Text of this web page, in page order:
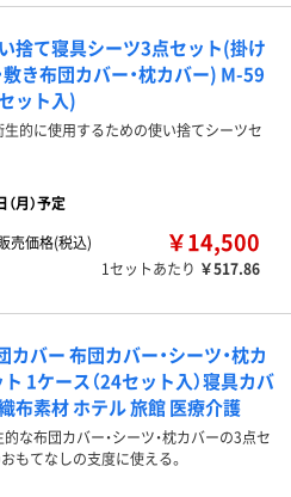
捨て寝具シーツ3点セット(掛け
敷き布団カバー・枕カバー) M-59
ット入)
的に使用するための使い捨てシーツセ
月）予定
売価格(税込)
￥14,500
1セットあたり ￥517.86
バー 布団カバー・シーツ・枕カ
1ケース（24セット入）寝具カバ
布素材 ホテル 旅館 医療介護
な布団カバー・シーツ・枕カバーの3点セ
もてなしの支度に使える。